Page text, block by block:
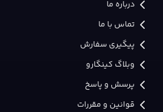
درباره ما
تماس با ما
پیگیری سفارش
وبلاگ کینگارو
پرسش و پاسخ
قوانین و مقررات